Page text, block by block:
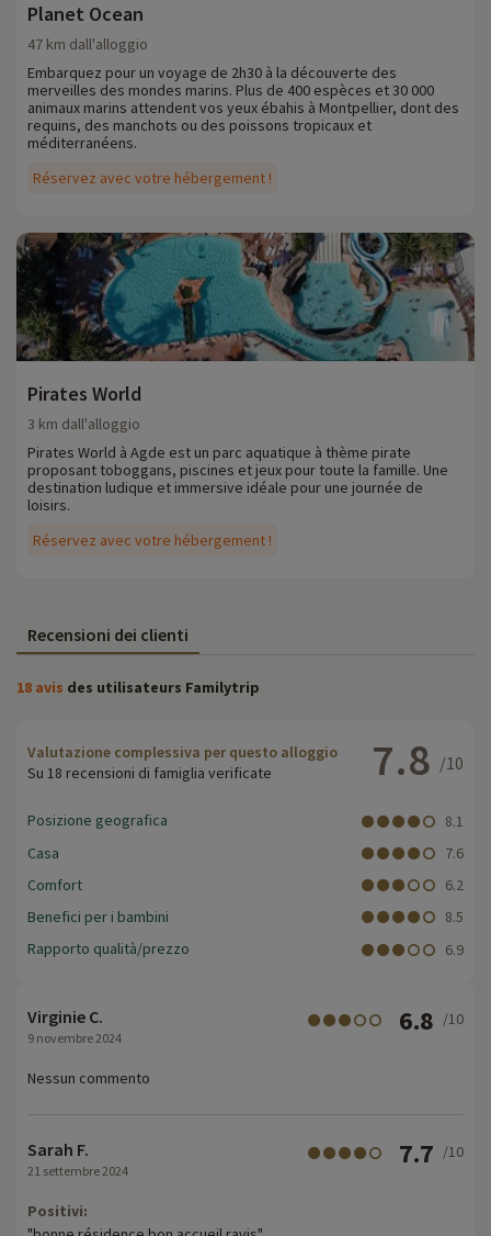
Planet Ocean
Réservez avec votre hébergement !
47 km dall'alloggio
Embarquez pour un voyage de 2h30 à la découverte des
merveilles des mondes marins. Plus de 400 espèces et 30 000
animaux marins attendent vos yeux ébahis à Montpellier, dont des
requins, des manchots ou des poissons tropicaux et
méditerranéens.
Pirates World
Réservez avec votre hébergement !
3 km dall'alloggio
Pirates World à Agde est un parc aquatique à thème pirate
proposant toboggans, piscines et jeux pour toute la famille. Une
destination ludique et immersive idéale pour une journée de
loisirs.
Recensioni dei clienti
18 avis des utilisateurs Familytrip
Valutazione complessiva per questo alloggio
Su 18 recensioni di famiglia verificate
7.8 /10
Posizione geografica
8.1
Casa
7.6
Comfort
6.2
Benefici per i bambini
8.5
Rapporto qualità/prezzo
6.9
Virginie C.
9 novembre 2024
6.8 /10
Nessun commento
Sarah F.
21 settembre 2024
7.7 /10
Positivi: